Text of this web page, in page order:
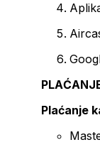
Plaćanje